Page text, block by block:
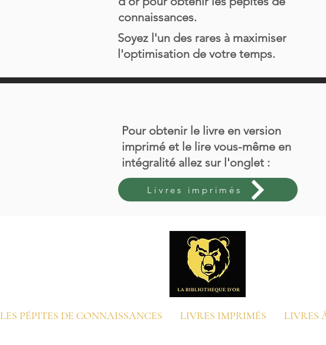
connaissances.
Soyez l'un des rares à maximiser
l'optimisation de votre temps.
Pour obtenir le livre en version
imprimé et le lire vous-même en
intégralité allez sur l'onglet :
Livres imprimés
LES PÉPITES DE CONNAISSANCES LIVRES IMPRIMÉS LIVRES